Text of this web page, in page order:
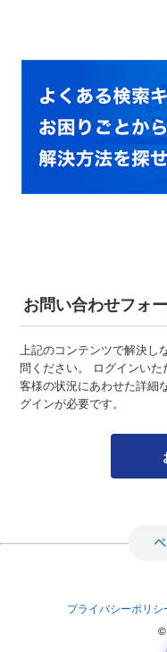
お問い合わせフォ
上記のコンテンツで解決
問ください。 ログインい
客様の状況にあわせた詳細
グインが必要です。
プライバシーポリシ
©︎